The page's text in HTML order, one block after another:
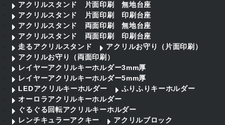
アクリルスタンド 片面印刷 無地台座
アクリルスタンド 片面印刷 印刷台座
アクリルスタンド 両面印刷 無地台座
アクリルスタンド 両面印刷 印刷台座
走るアクリルスタンド
アクリルお守り（片面印刷）
アクリルお守り（両面印刷）
レイヤーアクリルキーホルダー3mm厚
レイヤーアクリルキーホルダー5mm厚
LEDアクリルキーホルダー
ふりふりキーホルダー
オーロラアクリルキーホルダー
ぐるぐる回転アクリルキーホルダー
レンチキュラーアクキー
アクリルブロック